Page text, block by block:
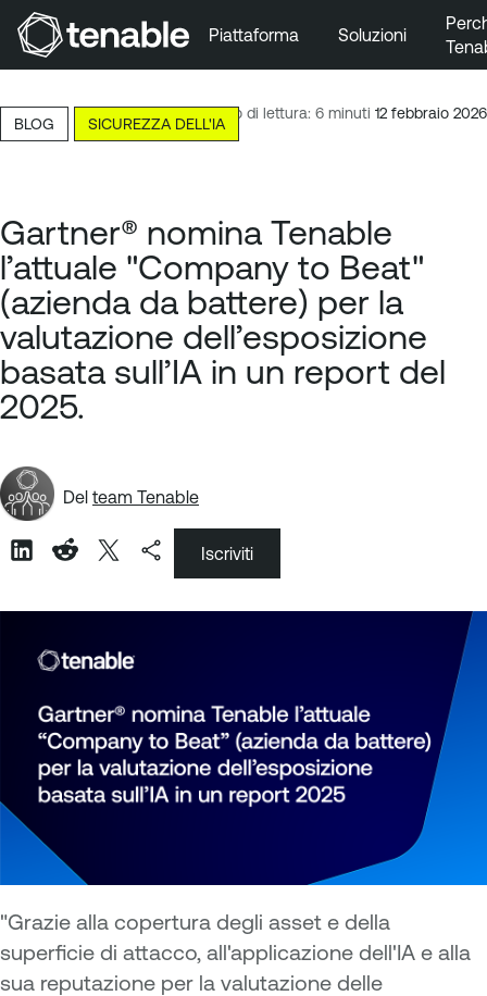
Vai a Contenuto principale
Vai a Piè di pagina
Piattaforma Soluzioni
Tempo di lettura: 6 minuti 12 febbraio 2026
BLOG SICUREZZA DELL'IA
Gartner® nomina Tenable
l’attuale "Company to Beat"
(azienda da battere) per la
valutazione dell’esposizione
basata sull’IA in un report del
2025.
Del team Tenable
Iscriviti
"Grazie alla copertura degli asset e della
superficie di attacco, all'applicazione dell'IA e alla
sua reputazione per la valutazione delle